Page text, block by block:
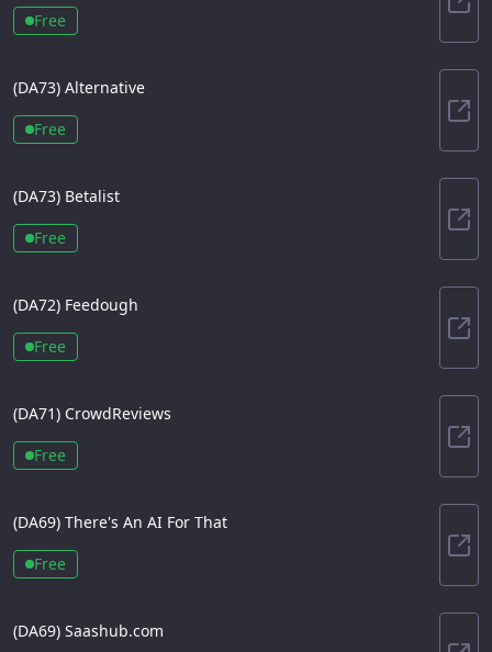
Free
(DA73) Alternative
Free
(DA73) Betalist
Free
(DA72) Feedough
Free
(DA71) CrowdReviews
Free
(DA69) There's An AI For That
Free
(DA69) Saashub.com